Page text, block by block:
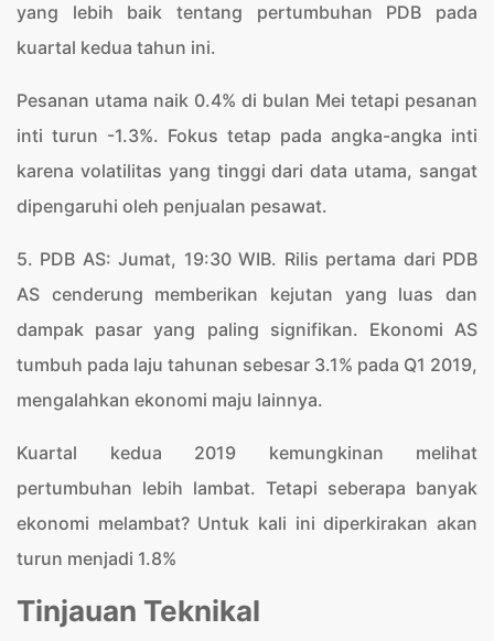
yang lebih baik tentang pertumbuhan PDB pada
kuartal kedua tahun ini.
Pesanan utama naik 0.4% di bulan Mei tetapi pesanan
inti turun -1.3%. Fokus tetap pada angka-angka inti
karena volatilitas yang tinggi dari data utama, sangat
dipengaruhi oleh penjualan pesawat.
5. PDB AS: Jumat, 19:30 WIB. Rilis pertama dari PDB
AS cenderung memberikan kejutan yang luas dan
dampak pasar yang paling signifikan. Ekonomi AS
tumbuh pada laju tahunan sebesar 3.1% pada Q1 2019,
mengalahkan ekonomi maju lainnya.
Kuartal kedua 2019 kemungkinan melihat
pertumbuhan lebih lambat. Tetapi seberapa banyak
ekonomi melambat? Untuk kali ini diperkirakan akan
turun menjadi 1.8%
Tinjauan Teknikal